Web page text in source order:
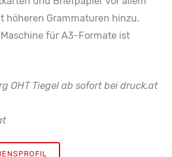
höheren Grammaturen hinzu.
für A3-Formate ist
OHT Tiegel ab sofort bei druck.at